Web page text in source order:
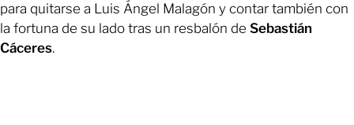
para quitarse a Luis Ángel Malagón y contar también con
la fortuna de su lado tras un resbalón de Sebastián
Cáceres.